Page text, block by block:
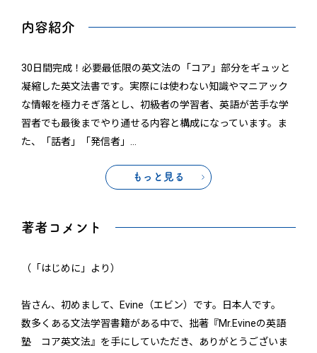
内容紹介
30日間完成！必要最低限の英文法の「コア」部分をギュッと
凝縮した英文法書です。実際には使わない知識やマニアック
な情報を極力そぎ落とし、初級者の学習者、英語が苦手な学
習者でも最後までやり通せる内容と構成になっています。ま
た、「話者」「発信者」
もっと見る
著者コメント
（「はじめに」より）
皆さん、初めまして、Evine（エビン）です。日本人です。
数多くある文法学習書籍がある中で、拙著『Mr.Evineの英語
塾 コア英文法』を手にしていただき、ありがとうございま